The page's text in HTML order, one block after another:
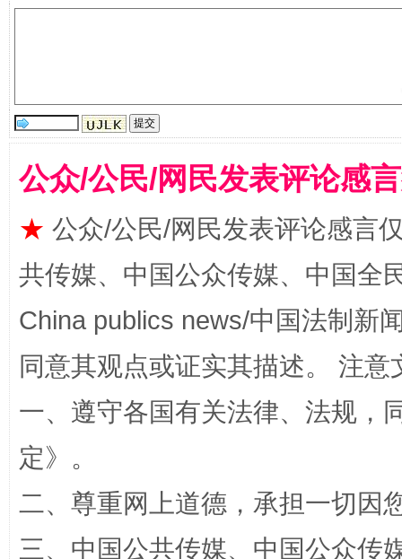
公众/公民/网民发表评论感
★ 公众/公民/网民发表评论感言
共传媒、中国公众传媒、中国全
China publics news/中国法制新
同意其观点或证实其描述。 注
一、遵守各国有关法律、法规，
定》。
二、尊重网上道德，承担一切因
三、中国公共传媒、中国公众传